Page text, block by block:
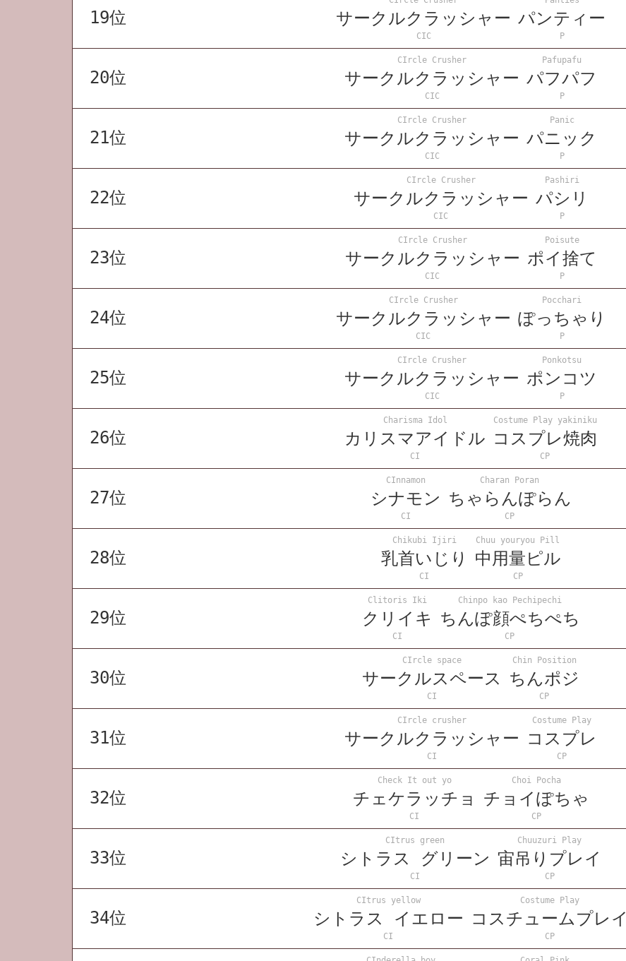
19位 サークルクラッシャー パンティー
CIC P
20位
CIrcle Crusher Pafupafu
サークルクラッシャー パフパフ
CIC P
21位
CIrcle Crusher Panic
サークルクラッシャー パニック
CIC P
22位
CIrcle Crusher Pashiri
サークルクラッシャー パシリ
CIC P
23位
CIrcle Crusher Poisute
サークルクラッシャー ポイ捨て
CIC P
24位
CIrcle Crusher Pocchari
サークルクラッシャー ぽっちゃり
CIC P
25位
CIrcle Crusher Ponkotsu
サークルクラッシャー ポンコツ
CIC P
26位
Charisma Idol Costume Play yakiniku
カリスマアイドル コスプレ焼肉
CI CP
27位
CInnamon Charan Poran
シナモン ちゃらんぽらん
CI CP
28位
Chikubi Ijiri Chuu youryou Pill
乳首いじり 中用量ピル
CI CP
29位
Clitoris Iki Chinpo kao Pechipechi
クリイキ ちんぽ顔ぺちぺち
CI CP
30位
CIrcle space Chin Position
サークルスペース ちんポジ
CI CP
31位
CIrcle crusher Costume Play
サークルクラッシャー コスプレ
CI CP
32位
Check It out yo Choi Pocha
チェケラッチョ チョイぽちゃ
CI CP
33位
CItrus green Chuuzuri Play
シトラス グリーン 宙吊りプレイ
CI CP
34位
CItrus yellow Costume Play
シトラス イエロー コスチュームプレイ
CI CP